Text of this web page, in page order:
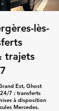
lès-
trajets
Est, Ghost
7 : transferts
à disposition
Mercedes.